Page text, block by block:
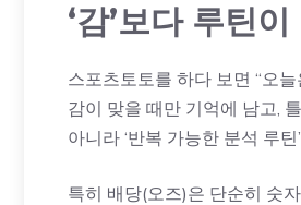
‘감’보다 루틴
스포츠토토를 하다 보면 “오
감이 맞을 때만 기억에 남고,
아니라 ‘반복 가능한 분석 루틴
특히 배당(오즈)은 단순히 숫